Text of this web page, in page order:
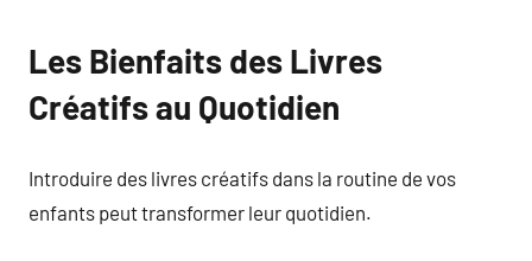
Les Bienfaits des Livres
Créatifs au Quotidien
Introduire des livres créatifs dans la routine de vos
enfants peut transformer leur quotidien.